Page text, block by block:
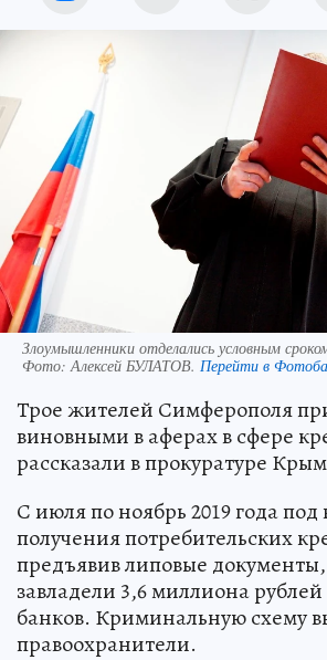
Злоумышленники отделались условным
Фото: Алексей БУЛАТОВ. Перейти в
Трое жителей Симферополя
виновными в аферах в сфере
рассказали в прокуратуре
С июля по ноябрь 2019 года
получения потребительских
предъявив липовые
завладели 3,6 миллиона
банков. Криминальную схему
правоохранители.